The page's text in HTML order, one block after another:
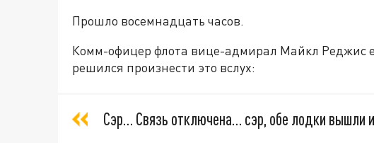
Прошло восемнадцать часов.
Комм-офицер флота вице-адмирал Майкл Реджис
решился произнести это вслух:
Сэр… Связь отключена… сэр, обе лодки вышли